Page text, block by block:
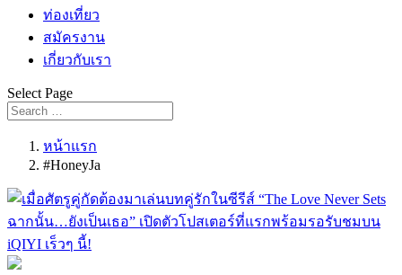
ท่องเที่ยว
สมัครงาน
เกี่ยวกับเรา
Select Page
หน้าแรก
#HoneyJa